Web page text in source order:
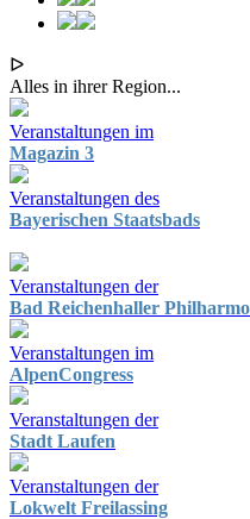
ᐅ
Alles in ihrer Region...
Veranstaltungen im
Magazin 3
Veranstaltungen des
Bayerischen Staatsbads
Veranstaltungen der
Bad Reichenhaller
Veranstaltungen im
AlpenCongress
Veranstaltungen der
Stadt Laufen
Veranstaltungen der
Lokwelt Freilassing